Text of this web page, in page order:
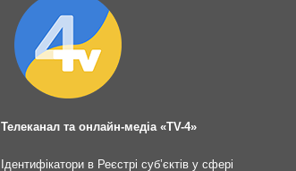
Телеканал та онлайн-медіа «TV-4»
Ідентифікатори в Реєстрі суб’єктів у сфері